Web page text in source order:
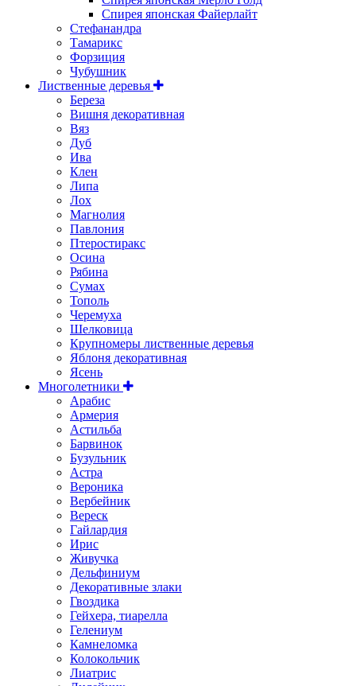
Спирея японская Файерлайт
Стефанандра
Тамарикс
Форзиция
Чубушник
Лиственные деревья
Береза
Вишня декоративная
Вяз
Дуб
Ива
Клен
Липа
Лох
Магнолия
Павлония
Птеростиракс
Осина
Рябина
Сумах
Тополь
Черемуха
Шелковица
Крупномеры лиственные деревья
Яблоня декоративная
Ясень
Многолетники
Арабис
Армерия
Астильбa
Барвинок
Бузульник
Астра
Вероника
Вербейник
Вереск
Гайлардия
Ирис
Живучка
Дельфиниум
Декоративные злаки
Гвоздика
Гейхера, тиарелла
Гелениум
Камнеломка
Колокольчик
Лиатрис